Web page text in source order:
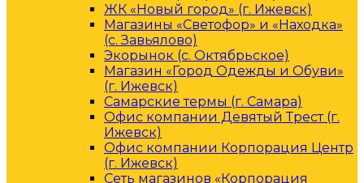
ЖК «Новый город» (г. Ижевск)
Магазины «Светофор» и «Находка»
(с. Завьялово)
Экорынок (с. Октябрьское)
Магазин «Город Одежды и Обуви»
(г. Ижевск)
Самарские термы (г. Самара)
Офис компании Девятый Трест (г.
Ижевск)
Офис компании Корпорация Центр
(г. Ижевск)
Сеть магазинов «Корпорация